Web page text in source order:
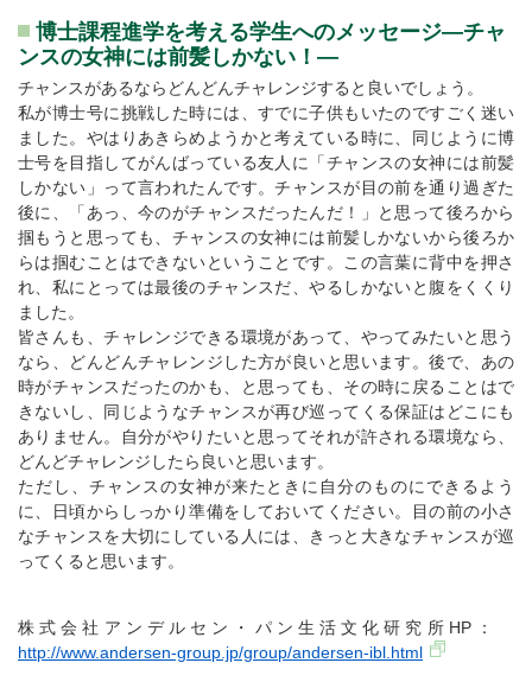
博士課程進学を考える学生へのメッセージ―チャ
ンスの女神には前髪しかない！―
チャンスがあるならどんどんチャレンジすると良いでしょう。
私が博士号に挑戦した時には、すでに子供もいたのですごく迷い
ました。やはりあきらめようかと考えている時に、同じように博
士号を目指してがんばっている友人に「チャンスの女神には前髪
しかない」って言われたんです。チャンスが目の前を通り過ぎた
後に、「あっ、今のがチャンスだったんだ！」と思って後ろから
掴もうと思っても、チャンスの女神には前髪しかないから後ろか
らは掴むことはできないということです。この言葉に背中を押さ
れ、私にとっては最後のチャンスだ、やるしかないと腹をくくり
ました。
皆さんも、チャレンジできる環境があって、やってみたいと思う
なら、どんどんチャレンジした方が良いと思います。後で、あの
時がチャンスだったのかも、と思っても、その時に戻ることはで
きないし、同じようなチャンスが再び巡ってくる保証はどこにも
ありません。自分がやりたいと思ってそれが許される環境なら、
どんどチャレンジしたら良いと思います。
ただし、チャンスの女神が来たときに自分のものにできるよう
に、日頃からしっかり準備をしておいてください。目の前の小さ
なチャンスを大切にしている人には、きっと大きなチャンスが巡
ってくると思います。
株式会社アンデルセン・パン生活文化研究所HP：
http://www.andersen-group.jp/group/andersen-ibl.html